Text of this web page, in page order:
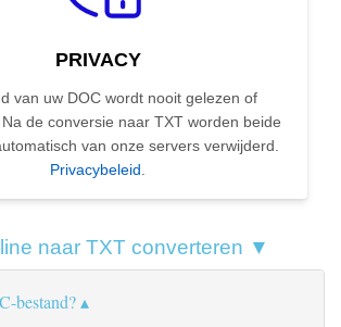
PRIVACY
van uw DOC wordt nooit gelezen of
de conversie naar TXT worden beide
van onze servers verwijderd.
Privacybeleid
naar TXT converteren ▼
bestand?